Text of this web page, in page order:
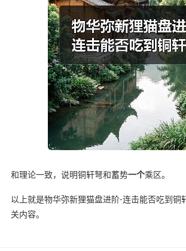
和理论一致，说明铜轩弩和蓄势一个乘区。
以上就是物华弥新狸猫盘进阶-连击能否吃到铜
关内容。